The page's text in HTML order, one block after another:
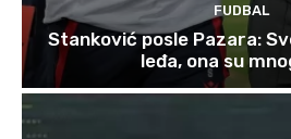
FUDBAL
Stanković posle Pazara:
leđa, ona su